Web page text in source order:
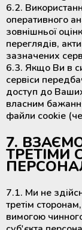
6.2.
оперативного
зовнішньої
переглядів,
зазначених
6.3. Якщо Ви в
сервіси
доступ до
власним
файли cookie
7.
ТРЕТІМИ
7.1. Ми не
третім
вимогою